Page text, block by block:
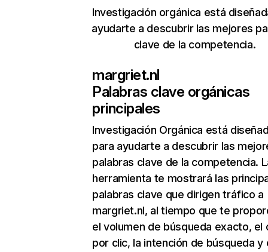
Investigación orgánica está
ayudarte a descubrir las mejores
clave de la competencia.
margriet.nl
Palabras clave orgánicas
principales
Investigación Orgánica está
para ayudarte a descubrir las
palabras clave de la competencia.
herramienta te mostrará las
palabras clave que dirigen tráfico a
margriet.nl, al tiempo que te
el volumen de búsqueda exacto, el
por clic, la intención de búsqueda y